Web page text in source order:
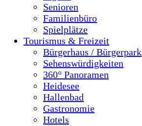
Senioren
Familienbüro
Spielplätze
Tourismus & Freizeit
Bürgerhaus / Bürgerpark
Sehenswürdigkeiten
360° Panoramen
Heidesee
Hallenbad
Gastronomie
Hotels